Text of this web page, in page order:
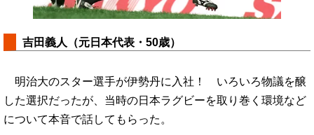
吉田義人（元日本代表・50歳）
明治大のスター選手が伊勢丹に入社！ いろいろ物議を醸
した選択だったが、当時の日本ラグビーを取り巻く環境など
について本音で話してもらった。